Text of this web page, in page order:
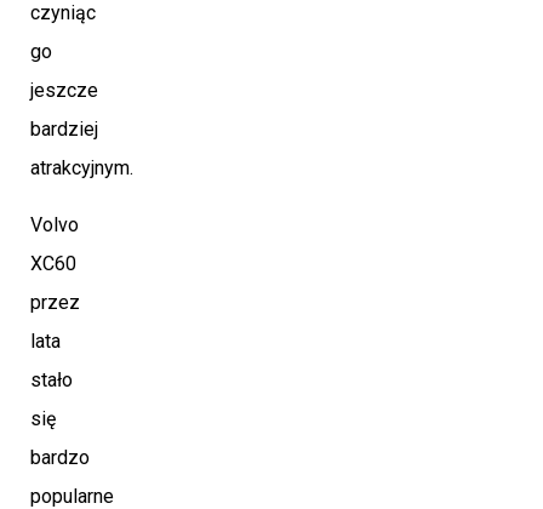
czyniąc
go
jeszcze
bardziej
atrakcyjnym.
Volvo
XC60
przez
lata
stało
się
bardzo
popularne